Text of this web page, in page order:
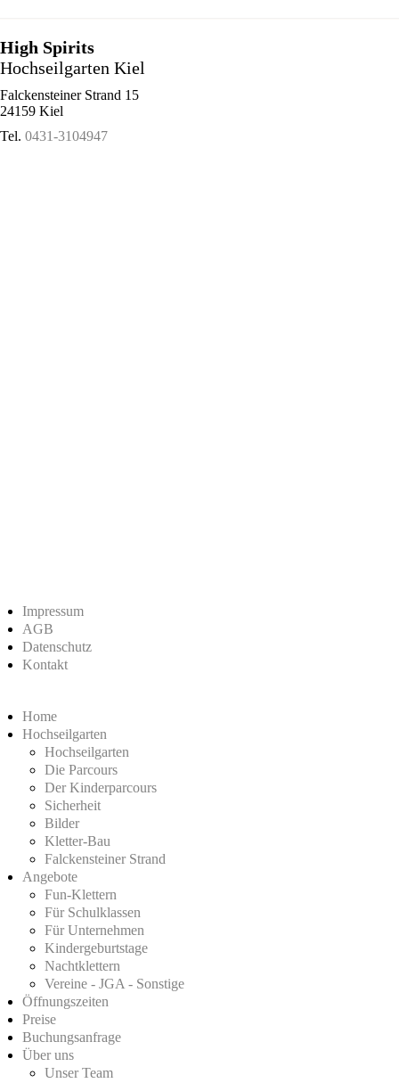
High Spirits
Hochseilgarten Kiel
Falckensteiner Strand 15
24159 Kiel
Tel. 0431-3104947
Impressum
AGB
Datenschutz
Kontakt
Home
Hochseilgarten
Hochseilgarten
Die Parcours
Der Kinderparcours
Sicherheit
Bilder
Kletter-Bau
Falckensteiner Strand
Angebote
Fun-Klettern
Für Schulklassen
Für Unternehmen
Kindergeburtstage
Nachtklettern
Vereine - JGA - Sonstige
Öffnungszeiten
Preise
Buchungsanfrage
Über uns
Unser Team